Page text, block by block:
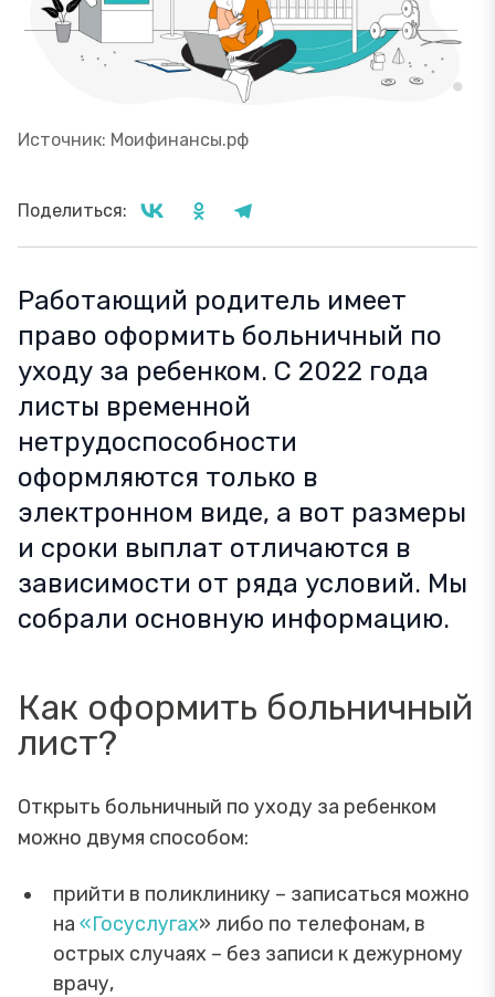
Источник: Моифинансы.рф
Поделиться:
Работающий родитель имеет
право оформить больничный по
уходу за ребенком. С 2022 года
листы временной
нетрудоспособности
оформляются только в
электронном виде, а вот размеры
и сроки выплат отличаются в
зависимости от ряда условий. Мы
собрали основную информацию.
Как оформить больничный
лист?
Открыть больничный по уходу за ребенком
можно двумя способом:
прийти в поликлинику – записаться можно
на «Госуслугах» либо по телефонам, в
острых случаях – без записи к дежурному
врачу,